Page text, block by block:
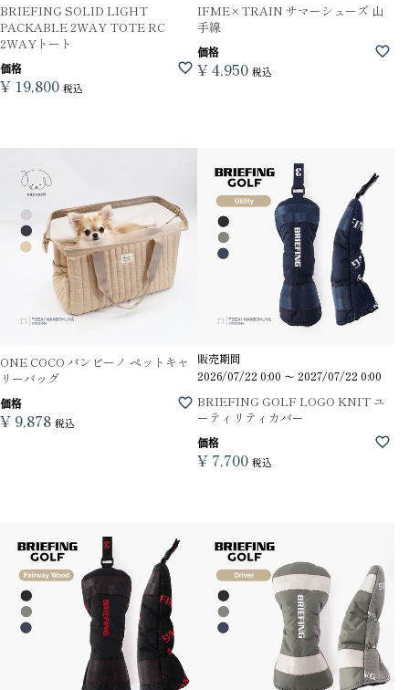
BRIEFING SOLID LIGHT
PACKABLE 2WAY TOTE RC
2WAYトート
価格
¥ 19,800 税込
IFME×TRAIN サマーシューズ 山
手線
価格
¥4,950 税込
ONE COCO バンビーノ ペットキャ
リーバッグ
価格
¥ 9,878 税込
販売期間
2026/07/22 0:00 〜 2027/07/22 0:00
BRIEFING GOLF LOGO KNIT ユ
ーティリティカバー
価格
¥ 7,700 税込